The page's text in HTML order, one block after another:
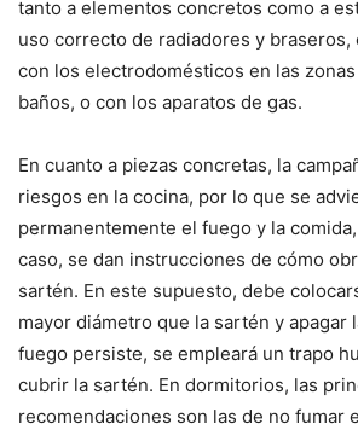
tanto a elementos concretos como a
uso correcto de radiadores y braseros,
con los electrodomésticos en las
baños, o con los aparatos de gas.
En cuanto a piezas concretas, la
riesgos en la cocina, por lo que se
permanentemente el fuego y la
caso, se dan instrucciones de cómo
sartén. En este supuesto, debe
mayor diámetro que la sartén y apagar
fuego persiste, se empleará un trapo
cubrir la sartén. En dormitorios, las
recomendaciones son las de no fumar